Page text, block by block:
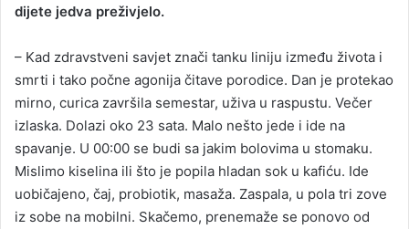
dijete jedva preživjelo.
– Kad zdravstveni savjet znači tanku liniju između života i
smrti i tako počne agonija čitave porodice. Dan je protekao
mirno, curica završila semestar, uživa u raspustu. Večer
izlaska. Dolazi oko 23 sata. Malo nešto jede i ide na
spavanje. U 00:00 se budi sa jakim bolovima u stomaku.
Mislimo kiselina ili što je popila hladan sok u kafiću. Ide
uobičajeno, čaj, probiotik, masaža. Zaspala, u pola tri zove
iz sobe na mobilni. Skačemo, prenemaže se ponovo od